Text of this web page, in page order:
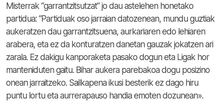
Misterrak “garrantzitsutzat” jo dau astelehen honetako
partidua: “Partiduak oso jarraian datozenean, mundu guztiak
aukeratzen dau garrantzitsuena, aurkariaren edo lehiaren
arabera, eta ez da konturatzen danetan gauzak jokatzen ari
zarala. Ez dakigu kanporaketa pasako dogun eta Ligak hor
manteniduten gaitu. Bihar aukera parebakoa dogu posizino
onean jarraitzeko. Sailkapena ikusi besterik ez dago hiru
puntu lortu eta aurrerapauso handia emoten dozunean».